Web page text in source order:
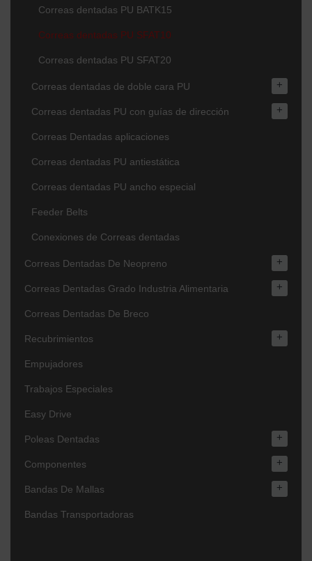
Correas dentadas PU BATK15
Correas dentadas PU SFAT10
Correas dentadas PU SFAT20
Correas dentadas de doble cara PU +
Correas dentadas PU con guías de dirección +
Correas Dentadas aplicaciones
Correas dentadas PU antiestática
Correas dentadas PU ancho especial
Feeder Belts
Conexiones de Correas dentadas
Correas Dentadas De Neopreno +
Correas Dentadas Grado Industria Alimentaria +
Correas Dentadas De Breco
Recubrimientos +
Empujadores
Trabajos Especiales
Easy Drive
Poleas Dentadas +
Componentes +
Bandas De Mallas +
Bandas Transportadoras